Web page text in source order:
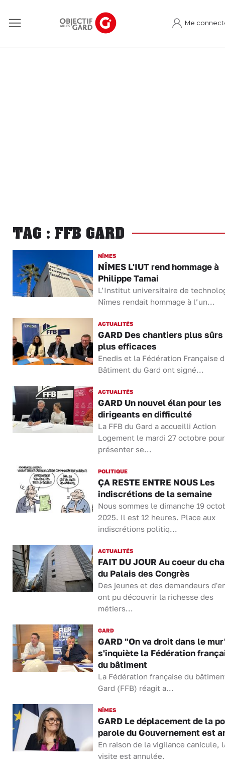
Me
TAG : FFB GARD
NÎMES
NÎMES L'IUT rend hommage à
Philippe Tamai
L’Institut universitaire de
Nîmes rendait hommage à l’un...
ACTUALITÉS
GARD Des chantiers plus sûrs
plus efficaces
Enedis et la Fédération Française
Bâtiment du Gard ont signé...
ACTUALITÉS
GARD Un nouvel élan pour les
dirigeants en difficulté
La FFB du Gard a accueilli Action
Logement le mardi 27 octobre pour
présenter se...
POLITIQUE
ÇA RESTE ENTRE NOUS Les
indiscrétions de la semaine
Nous sommes le dimanche 19
2025. Il est 12 heures. Place aux
indiscrétions politiq...
ACTUALITÉS
FAIT DU JOUR Au coeur du
du Palais des Congrès
Des jeunes et des demandeurs
ont pu découvrir la richesse des
métiers...
GARD
GARD "On va droit dans le
s'inquiète la Fédération
du bâtiment
La Fédération française du
Gard (FFB) réagit a...
NÎMES
GARD Le déplacement de la
parole du Gouvernement est
En raison de la vigilance canicule,
visite est annulée.